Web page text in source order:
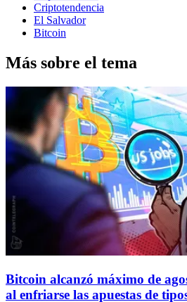
Criptotendencia
El Salvador
Bitcoin
Más sobre el tema
Bitcoin alcanzó máximo de
al enfriarse las apuestas de